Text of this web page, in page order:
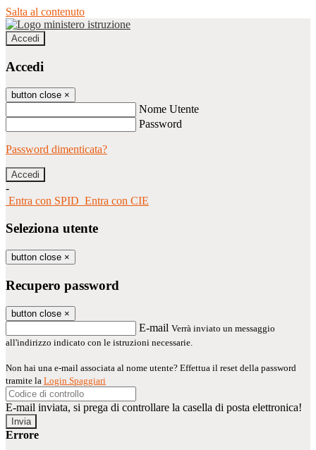
Salta al contenuto
Accedi
Accedi
button close ×
Nome Utente
Password
Password dimenticata?
-
Entra con SPID Entra con CIE
Seleziona utente
button close ×
Recupero password
button close ×
E-mail Verrà inviato un messaggio
all'indirizzo indicato con le istruzioni necessarie.
Non hai una e-mail associata al nome utente? Effettua il reset della password
tramite la Login Spaggiari
E-mail inviata, si prega di controllare la casella di posta elettronica!
Errore